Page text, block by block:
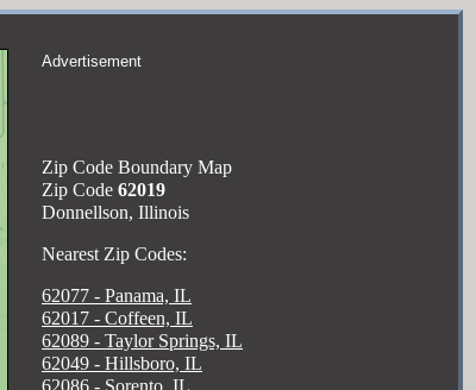
Advertisement
Zip Code Boundary Map
Zip Code 62019
Donnellson, Illinois
Nearest Zip Codes:
62077 - Panama, IL
62017 - Coffeen, IL
62089 - Taylor Springs, IL
62049 - Hillsboro, IL
62086 - Sorento, IL